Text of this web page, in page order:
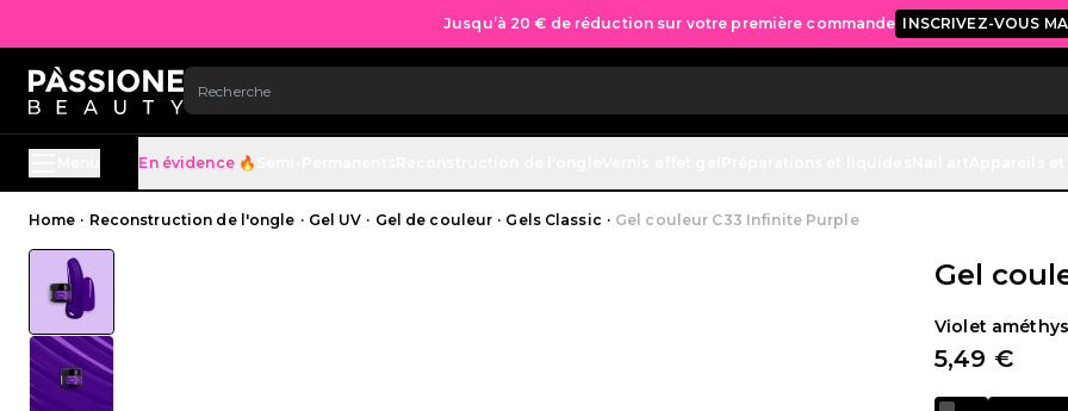
Jusqu’à 20 € de réduction sur votre première commande INSCRIVEZ-VOUS
ALLEZ AU CONTENU
En évidence 🔥
Fil d'Ariane
Home · Reconstruction de l'ongle · Gel UV · Gel de couleur · Gels Classic · Gel couleur C33 Infinite Purple
Gel
Violet
5,49 €